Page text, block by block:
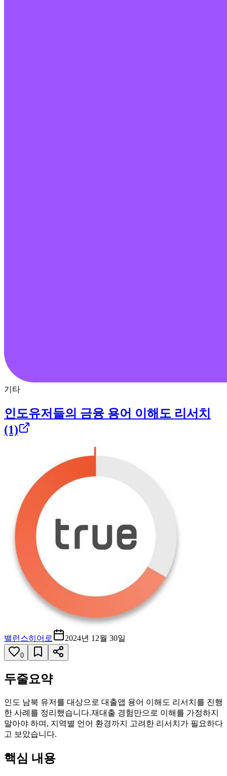
기타
인도유저들의 금융 용어 이해도 리서치
(1)
밸런스히어로 2024년 12월 30일
0
두줄요약
인도 남북 유저를 대상으로 대출앱 용어 이해도 리서치를 진행
한 사례를 정리했습니다.재대출 경험만으로 이해를 가정하지
말아야 하며, 지역별 언어 환경까지 고려한 리서치가 필요하다
고 보았습니다.
핵심 내용